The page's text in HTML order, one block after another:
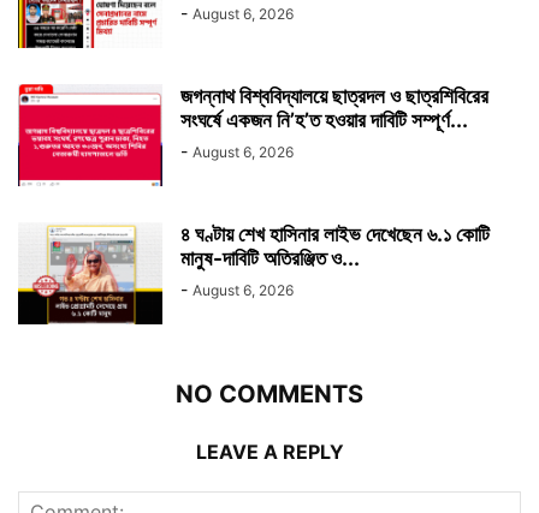
- August 6, 2026
জগন্নাথ বিশ্ববিদ্যালয়ে ছাত্রদল ও ছাত্রশিবিরের
সংঘর্ষে একজন নি’হ’ত হওয়ার দাবিটি সম্পূর্ণ...
- August 6, 2026
৪ ঘণ্টায় শেখ হাসিনার লাইভ দেখেছেন ৬.১ কোটি
মানুষ-দাবিটি অতিরঞ্জিত ও...
- August 6, 2026
NO COMMENTS
LEAVE A REPLY